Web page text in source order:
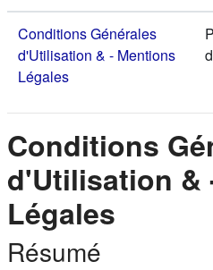
Conditions Générales
d'Utilisation & - Mentions
Légales
Conditions
d'Utilisation &
Légales
Résumé